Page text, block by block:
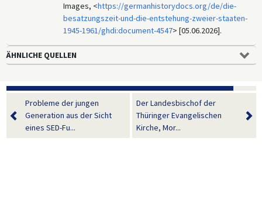
Images, <https://germanhistorydocs.org/de/die-
besatzungszeit-und-die-entstehung-zweier-staaten-
1945-1961/ghdi:document-4547> [05.06.2026].
ÄHNLICHE QUELLEN
Probleme der jungen
Generation aus der Sicht
eines SED-Fu...
Der Landesbischof der
Thüringer Evangelischen
Kirche, Mor...